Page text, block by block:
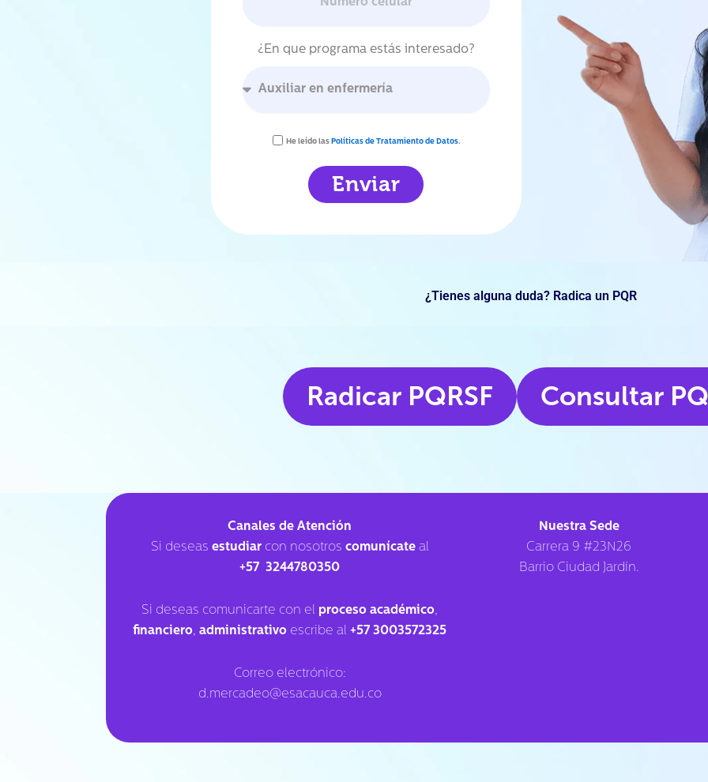
¿En que programa estás interesado?
He leído las Políticas de Tratamiento de Datos.
Enviar
¿Tienes alguna duda? Radica un PQR
Radicar PQRSF Consultar
Canales de Atención
Si deseas estudiarcon nosotros comunícateal
+57 3244780350
Si deseas comunicarte con el proceso académico,
financiero, administrativo escribe al+57 3003572325
Correo electrónico:
d.mercadeo@esacauca.edu.co
Nuestra Sede
Carrera 9 #23N26
Barrio Ciudad Jardín.